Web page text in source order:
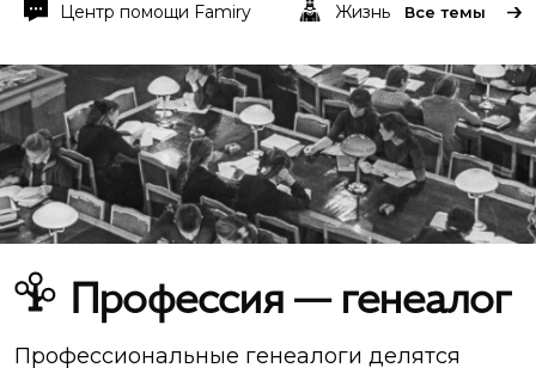
Центр помощи Famiry Жизнь известных и
Все темы
Профессия — генеалог
Профессиональные генеалоги делятся